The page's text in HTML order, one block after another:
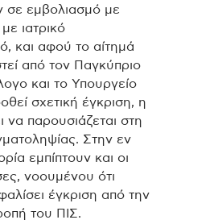
σε εμβολιασμό με
ιατρικό
και αφού το αίτημά
από τον Παγκύπριο
και το Υπουργείο
σχετική έγκριση, η
να παρουσιάζεται στη
Στην εν
εμπίπτουν και οι
νοουμένου ότι
έγκριση από την
του ΠΙΣ.